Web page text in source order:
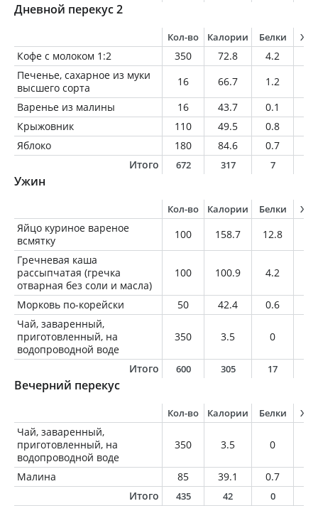
Дневной перекус 2
Кол-во Калории Белки
Кофе с молоком 1:2 350 72.8 4.2
Печенье, сахарное из муки
высшего сорта
16 66.7 1.2
Варенье из малины
16 43.7 0.1
Крыжовник
110 49.5 0.8
Яблоко
180 84.6 0.7
Итого
672 317 7
Ужин
Кол-во Калории Белки
Яйцо куриное вареное
всмятку
100 158.7 12.8
Гречневая каша
рассыпчатая (гречка
отварная без соли и масла)
100 100.9 4.2
Морковь по-корейски 50 42.4 0.6
Чай, заваренный,
приготовленный, на
водопроводной воде
350 3.5 0
Итого 600 305 17
Вечерний перекус
Кол-во Калории Белки
Чай, заваренный,
приготовленный, на
водопроводной воде
350 3.5 0
Малина 85 39.1 0.7
Итого
435 42 0